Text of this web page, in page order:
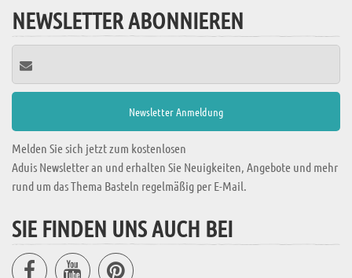
NEWSLETTER ABONNIEREN
Melden Sie sich jetzt zum kostenlosen
Aduis Newsletter an und erhalten Sie Neuigkeiten, Angebote und mehr
rund um das Thema Basteln regelmäßig per E-Mail.
SIE FINDEN UNS AUCH BEI